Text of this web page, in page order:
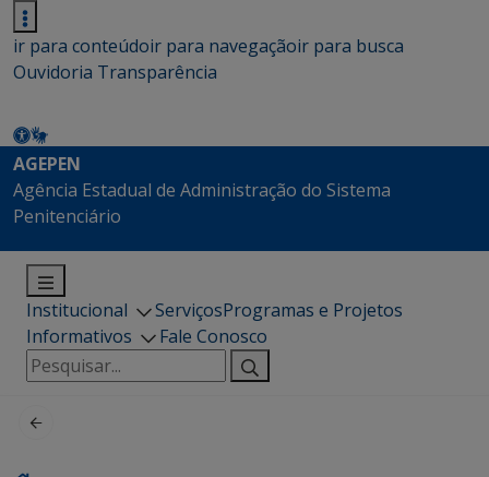
ir para conteúdoir para navegaçãoir para busca
Ouvidoria Transparência
AGEPEN
Agência Estadual de Administração do Sistema
Penitenciário
Institucional ServiçosProgramas e Projetos
Informativos
Fale Conosco
Pesquisar
por: